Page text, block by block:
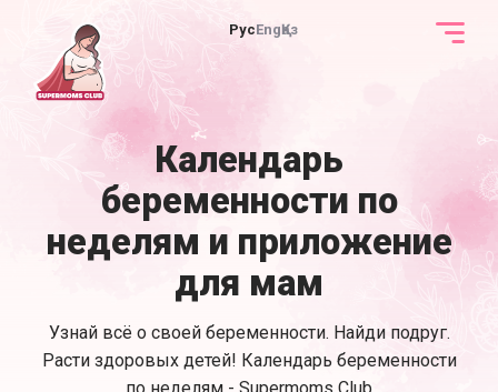
РусEngҚаз
Календарь
беременности по
неделям и приложение
для мам
Узнай всё о своей беременности. Найди подруг.
Расти здоровых детей! Календарь беременности